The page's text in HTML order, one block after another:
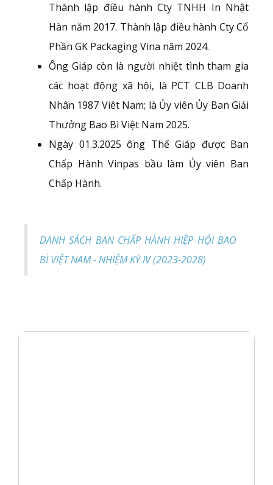
Thành lập điều hành Cty TNHH In Nhật
Hàn năm 2017. Thành lập điều hành Cty Cổ
Phần GK Packaging Vina năm 2024.
Ông Giáp còn là người nhiệt tình tham gia
các hoạt động xã hội, là PCT CLB Doanh
Nhân 1987 Viêt Nam; là Ủy viên Ủy Ban Giải
Thưởng Bao Bì Việt Nam 2025.
Ngày 01.3.2025 ông Thế Giáp được Ban
Chấp Hành Vinpas bầu làm Ủy viên Ban
Chấp Hành.
DANH SÁCH BAN CHẤP HÀNH HIỆP HỘI BAO
BÌ VIỆT NAM - NHIỆM KỲ IV (2023-2028)